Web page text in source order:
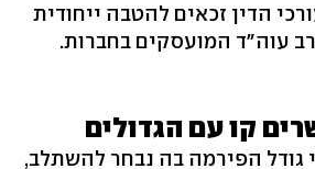
הדין זכאים להטבה ייחודית
קו עם הגדולים
גודל הפירמה בה נבחר להשתלב,